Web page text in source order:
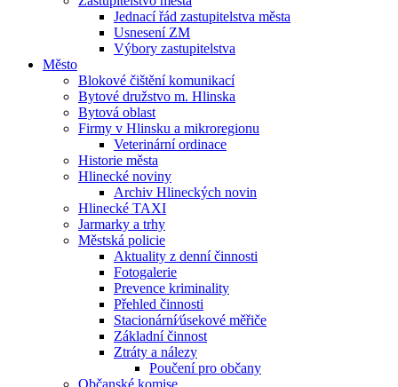
Jednací řád zastupitelstva města
Usnesení ZM
Výbory zastupitelstva
Město
Blokové čištění komunikací
Bytové družstvo m. Hlinska
Bytová oblast
Firmy v Hlinsku a mikroregionu
Veterinární ordinace
Historie města
Hlinecké noviny
Archiv Hlineckých novin
Hlinecké TAXI
Jarmarky a trhy
Městská policie
Aktuality z denní činnosti
Fotogalerie
Prevence kriminality
Přehled činnosti
Stacionární⁄úsekové měřiče
Základní činnost
Ztráty a nálezy
Poučení pro občany
Občanské komise